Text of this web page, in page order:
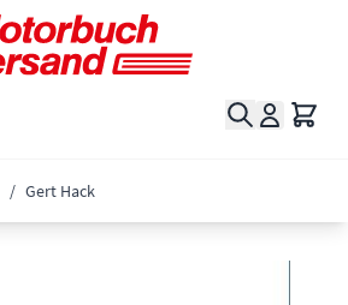
Suche
/ Gert Hack